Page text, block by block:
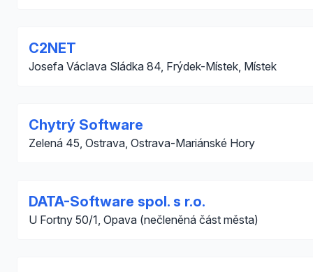
C2NET
Josefa Václava Sládka 84, Frýdek-Místek, Místek
Chytrý Software
Zelená 45, Ostrava, Ostrava-Mariánské Hory
DATA-Software spol. s r.o.
U Fortny 50/1, Opava (nečleněná část města)